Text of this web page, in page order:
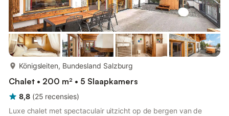
Königsleiten, Bundesland Salzburg
Chalet • 200 m² • 5 Slaapkamers
8,8 (25 recensies)
Luxe chalet met spectaculair uitzicht op de bergen van de